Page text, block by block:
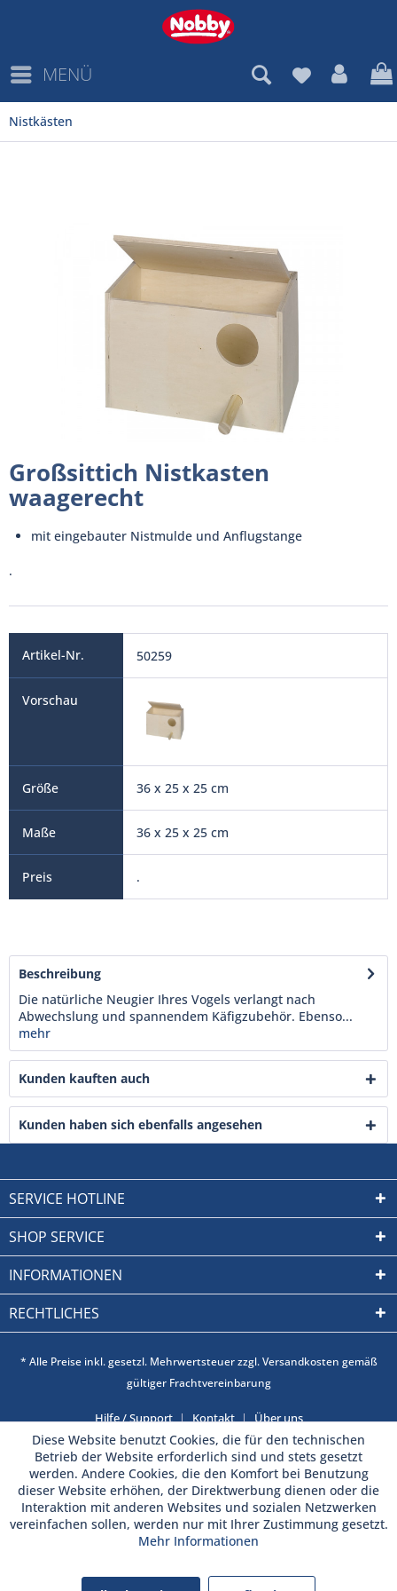
MENÜ
Nistkästen
Großsittich Nistkasten
waagerecht
mit eingebauter Nistmulde und Anflugstange
.
50259
36 x 25 x 25 cm
36 x 25 x 25 cm
.
Beschreibung
Die natürliche Neugier Ihres Vogels verlangt nach
Abwechslung und spannendem Käfigzubehör. Ebenso...
mehr
Kunden kauften auch
Kunden haben sich ebenfalls angesehen
SERVICE HOTLINE
SHOP SERVICE
INFORMATIONEN
RECHTLICHES
* Alle Preise inkl. gesetzl. Mehrwertsteuer zzgl. Versandkosten gemäß
gültiger Frachtvereinbarung
Hilfe / Support Kontakt Über uns
Diese Website benutzt Cookies, die für den technischen
Betrieb der Website erforderlich sind und stets gesetzt
werden. Andere Cookies, die den Komfort bei Benutzung
dieser Website erhöhen, der Direktwerbung dienen oder die
Interaktion mit anderen Websites und sozialen Netzwerken
vereinfachen sollen, werden nur mit Ihrer Zustimmung gesetzt.
Mehr Informationen